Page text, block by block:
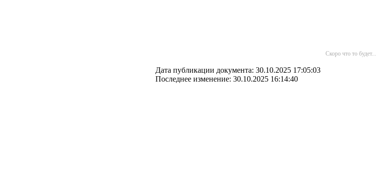
Скоро что то будет...
Дата публикации документа: 30.10.2025 17:05:03
Последнее изменение: 30.10.2025 16:14:40